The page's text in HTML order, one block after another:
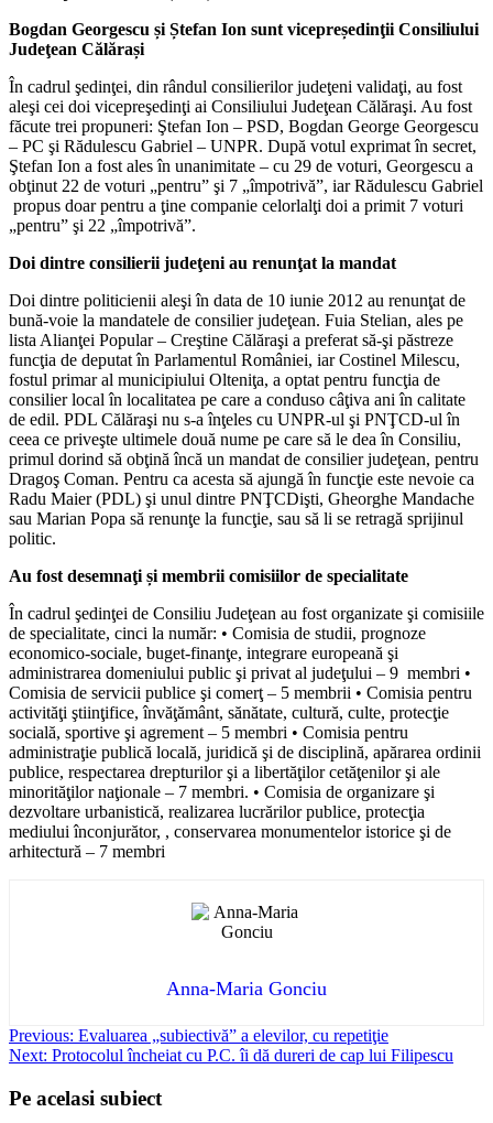
Bogdan Georgescu și Ștefan Ion sunt vicepreședinţii Consiliului
Judeţean Călărași
În cadrul şedinţei, din rândul consilierilor judeţeni validaţi, au fost
aleşi cei doi vicepreşedinţi ai Consiliului Judeţean Călăraşi. Au fost
făcute trei propuneri: Ştefan Ion – PSD, Bogdan George Georgescu
– PC şi Rădulescu Gabriel – UNPR. După votul exprimat în secret,
Ştefan Ion a fost ales în unanimitate – cu 29 de voturi, Georgescu a
obţinut 22 de voturi „pentru” şi 7 „împotrivă”, iar Rădulescu Gabriel
propus doar pentru a ţine companie celorlalţi doi a primit 7 voturi
„pentru” şi 22 „împotrivă”.
Doi dintre consilierii judeţeni au renunţat la mandat
Doi dintre politicienii aleşi în data de 10 iunie 2012 au renunţat de
bună-voie la mandatele de consilier judeţean. Fuia Stelian, ales pe
lista Alianţei Popular – Creştine Călăraşi a preferat să-şi păstreze
funcţia de deputat în Parlamentul României, iar Costinel Milescu,
fostul primar al municipiului Olteniţa, a optat pentru funcţia de
consilier local în localitatea pe care a conduso câţiva ani în calitate
de edil. PDL Călăraşi nu s-a înţeles cu UNPR-ul şi PNŢCD-ul în
ceea ce priveşte ultimele două nume pe care să le dea în Consiliu,
primul dorind să obţină încă un mandat de consilier judeţean, pentru
Dragoş Coman. Pentru ca acesta să ajungă în funcţie este nevoie ca
Radu Maier (PDL) şi unul dintre PNŢCDişti, Gheorghe Mandache
sau Marian Popa să renunţe la funcţie, sau să li se retragă sprijinul
politic.
Au fost desemnaţi și membrii comisiilor de specialitate
În cadrul şedinţei de Consiliu Judeţean au fost organizate şi comisiile
de specialitate, cinci la număr: • Comisia de studii, prognoze
economico-sociale, buget-finanţe, integrare europeană şi
administrarea domeniului public şi privat al judeţului – 9 membri •
Comisia de servicii publice şi comerţ – 5 membrii • Comisia pentru
activităţi ştiinţifice, învăţământ, sănătate, cultură, culte, protecţie
socială, sportive şi agrement – 5 membri • Comisia pentru
administraţie publică locală, juridică şi de disciplină, apărarea ordinii
publice, respectarea drepturilor şi a libertăţilor cetăţenilor şi ale
minorităţilor naţionale – 7 membri. • Comisia de organizare şi
dezvoltare urbanistică, realizarea lucrărilor publice, protecţia
mediului înconjurător, , conservarea monumentelor istorice şi de
arhitectură – 7 membri
Anna-Maria Gonciu
Post
navigation
Previous: Evaluarea „subiectivă” a elevilor, cu repetiţie
Next: Protocolul încheiat cu P.C. îi dă dureri de cap lui Filipescu
Pe acelasi subiect